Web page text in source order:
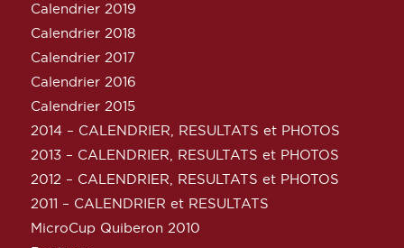
Calendrier 2019
Calendrier 2018
Calendrier 2017
Calendrier 2016
Calendrier 2015
2014 – CALENDRIER, RESULTATS et PHOTOS
2013 – CALENDRIER, RESULTATS et PHOTOS
2012 – CALENDRIER, RESULTATS et PHOTOS
2011 – CALENDRIER et RESULTATS
MicroCup Quiberon 2010